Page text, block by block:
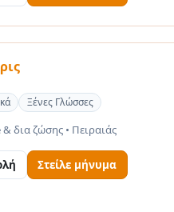
Ξένες Γλώσσες
& δια ζώσης • Πειραιάς
Στείλε μήνυμα